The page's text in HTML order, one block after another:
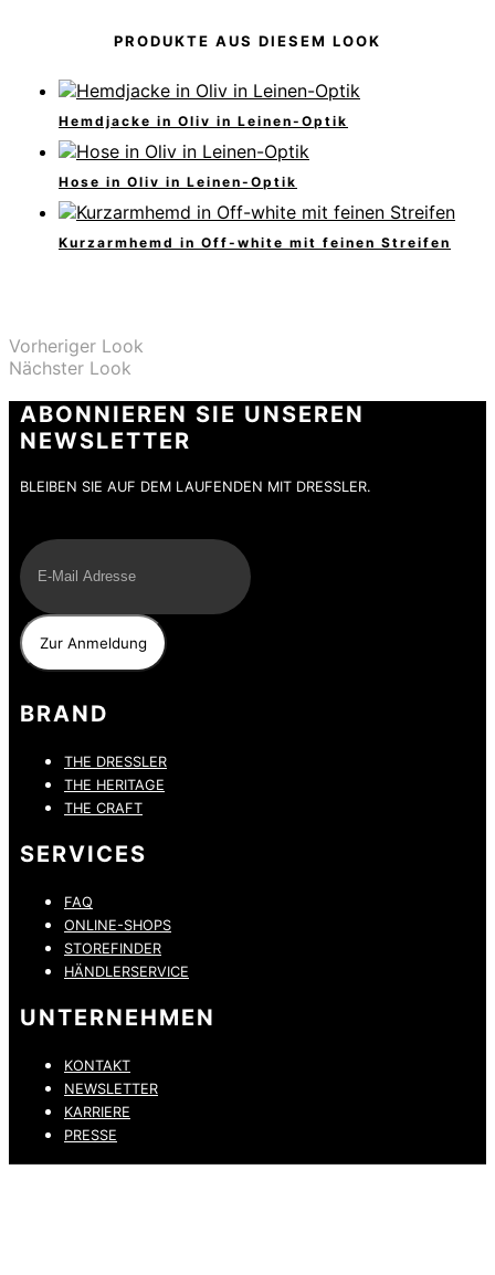
PRODUKTE AUS DIESEM LOOK
Hemdjacke in Oliv in Leinen-Optik
Hose in Oliv in Leinen-Optik
Kurzarmhemd in Off-white mit feinen Streifen
Vorheriger Look
Nächster Look
ABONNIEREN SIE UNSEREN
NEWSLETTER
BLEIBEN SIE AUF DEM LAUFENDEN MIT DRESSLER.
BRAND
THE DRESSLER
THE HERITAGE
THE CRAFT
SERVICES
FAQ
ONLINE-SHOPS
STOREFINDER
HÄNDLERSERVICE
UNTERNEHMEN
KONTAKT
NEWSLETTER
KARRIERE
PRESSE